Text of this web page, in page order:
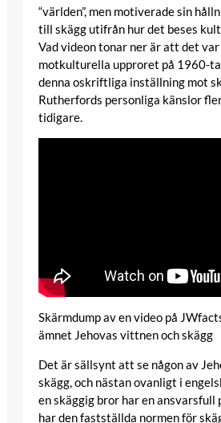
“världen”, men motiverade sin
till skägg utifrån hur det beses
Vad videon tonar ner är att det
motkulturella upproret på 1960-
denna oskriftliga inställning mot
Rutherfords personliga känslor
tidigare.
Skärmdump av en video på
ämnet Jehovas vittnen och skägg
Det är sällsynt att se någon av
skägg, och nästan ovanligt i
en skäggig bror har en ansvarsfull
har den fastställda normen för